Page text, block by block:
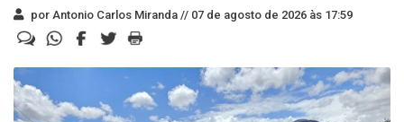
por Antonio Carlos Miranda // 07 de agosto de 2026 às 17:59